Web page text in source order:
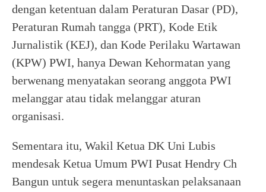
dengan ketentuan dalam Peraturan Dasar (PD),
Peraturan Rumah tangga (PRT), Kode Etik
Jurnalistik (KEJ), dan Kode Perilaku Wartawan
(KPW) PWI, hanya Dewan Kehormatan yang
berwenang menyatakan seorang anggota PWI
melanggar atau tidak melanggar aturan
organisasi.
Sementara itu, Wakil Ketua DK Uni Lubis
mendesak Ketua Umum PWI Pusat Hendry Ch
Bangun untuk segera menuntaskan pelaksanaan